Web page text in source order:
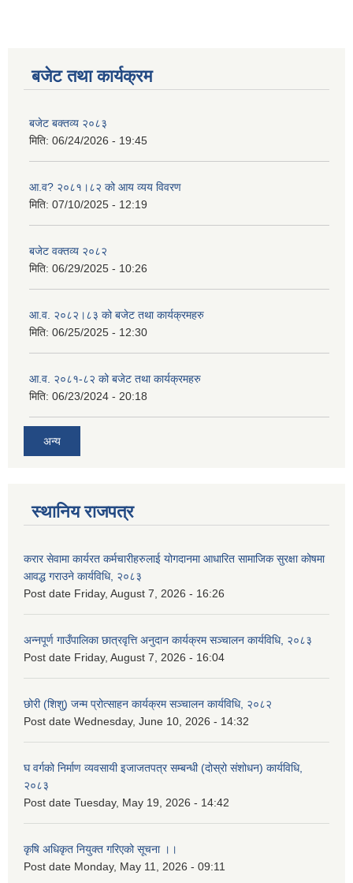
बजेट तथा कार्यक्रम
बजेट बक्तव्य २०८३
मिति: 06/24/2026 - 19:45
आ.व? २०८१।८२ को आय व्यय विवरण
मिति: 07/10/2025 - 12:19
बजेट वक्तव्य २०८२
मिति: 06/29/2025 - 10:26
आ.व. २०८२।८३ को बजेट तथा कार्यक्रमहरु
मिति: 06/25/2025 - 12:30
आ.व. २०८१-८२ को बजेट तथा कार्यक्रमहरु
मिति: 06/23/2024 - 20:18
अन्य
स्थानिय राजपत्र
करार सेवामा कार्यरत कर्मचारीहरुलाई योगदानमा आधारित सामाजिक सुरक्षा कोषमा
आवद्ध गराउने कार्यविधि, २०८३
Post date Friday, August 7, 2026 - 16:26
अन्नपूर्ण गाउँपालिका छात्रवृत्ति अनुदान कार्यक्रम सञ्चालन कार्यविधि, २०८३
Post date Friday, August 7, 2026 - 16:04
छोरी (शिशु) जन्म प्रोत्साहन कार्यक्रम सञ्चालन कार्यविधि, २०८२
Post date Wednesday, June 10, 2026 - 14:32
घ वर्गको निर्माण व्यवसायी इजाजतपत्र सम्बन्धी (दोस्रो संशोधन) कार्यविधि,
२०८३
Post date Tuesday, May 19, 2026 - 14:42
कृषि अधिकृत नियुक्त गरिएको सूचना ।।
Post date Monday, May 11, 2026 - 09:11